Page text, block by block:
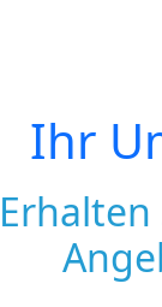
Ihr
Erhalten